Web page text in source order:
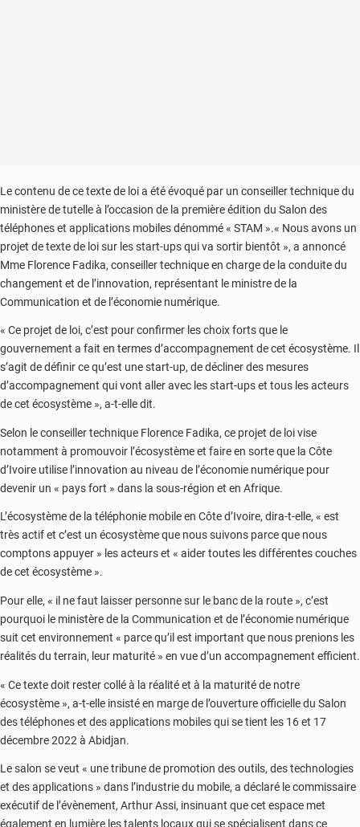
Le contenu de ce texte de loi a été évoqué par un conseiller technique du
ministère de tutelle à l’occasion de la première édition du Salon des
téléphones et applications mobiles dénommé « STAM ».« Nous avons un
projet de texte de loi sur les start-ups qui va sortir bientôt », a annoncé
Mme Florence Fadika, conseiller technique en charge de la conduite du
changement et de l’innovation, représentant le ministre de la
Communication et de l’économie numérique.
« Ce projet de loi, c’est pour confirmer les choix forts que le
gouvernement a fait en termes d’accompagnement de cet écosystème. Il
s’agit de définir ce qu’est une start-up, de décliner des mesures
d’accompagnement qui vont aller avec les start-ups et tous les acteurs
de cet écosystème », a-t-elle dit.
Selon le conseiller technique Florence Fadika, ce projet de loi vise
notamment à promouvoir l’écosystème et faire en sorte que la Côte
d’Ivoire utilise l’innovation au niveau de l’économie numérique pour
devenir un « pays fort » dans la sous-région et en Afrique.
L’écosystème de la téléphonie mobile en Côte d’Ivoire, dira-t-elle, « est
très actif et c’est un écosystème que nous suivons parce que nous
comptons appuyer » les acteurs et « aider toutes les différentes couches
de cet écosystème ».
Pour elle, « il ne faut laisser personne sur le banc de la route », c’est
pourquoi le ministère de la Communication et de l’économie numérique
suit cet environnement « parce qu’il est important que nous prenions les
réalités du terrain, leur maturité » en vue d’un accompagnement efficient.
« Ce texte doit rester collé à la réalité et à la maturité de notre
écosystème », a-t-elle insisté en marge de l’ouverture officielle du Salon
des téléphones et des applications mobiles qui se tient les 16 et 17
décembre 2022 à Abidjan.
Le salon se veut « une tribune de promotion des outils, des technologies
et des applications » dans l’industrie du mobile, a déclaré le commissaire
exécutif de l’évènement, Arthur Assi, insinuant que cet espace met
également en lumière les talents locaux qui se spécialisent dans ce